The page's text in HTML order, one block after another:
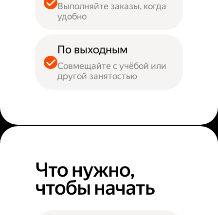
Выполняйте заказы, когда
удобно
По выходным
Совмещайте с учёбой или
другой занятостью
Что нужно,
чтобы начать